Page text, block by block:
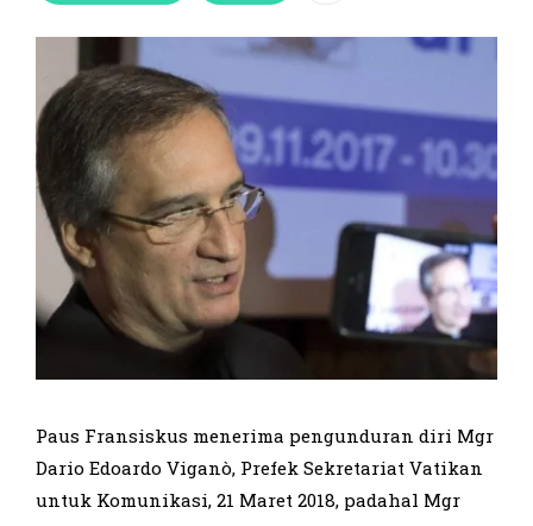
Paus Fransiskus menerima pengunduran diri Mgr
Dario Edoardo Viganò, Prefek Sekretariat Vatikan
untuk Komunikasi, 21 Maret 2018, padahal Mgr